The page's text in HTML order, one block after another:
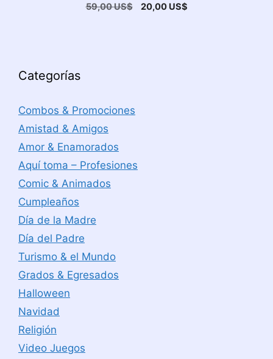
59,00US$
El
20,00 US$El
Categorías
Combos & Promociones
Amistad & Amigos
Amor & Enamorados
Aquí toma – Profesiones
Comic & Animados
Cumpleaños
Día de la Madre
Día del Padre
Turismo & el Mundo
Grados & Egresados
Halloween
Navidad
Religión
Video Juegos